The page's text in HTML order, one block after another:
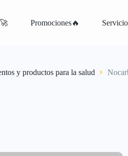
Promociones🔥
y productos para la salud